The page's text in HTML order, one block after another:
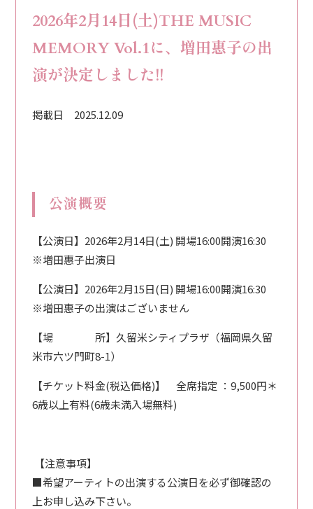
2026年2月14日(土)THE MUSIC
MEMORY Vol.1に、増田惠子の出
演が決定しました!!
掲載日 2025.12.09
公演概要
【公演日】2026年2月14日(土) 開場16:00開演16:30
※増田惠子出演日
【公演日】2026年2月15日(日) 開場16:00開演16:30
※増田惠子の出演はございません
【場 所】久留米シティプラザ（福岡県久留
米市六ツ門町8-1）
【チケット料金(税込価格)】 全席指定 ：9,500円＊
6歳以上有料(6歳未満入場無料)
【注意事項】
■希望アーティトの出演する公演日を必ず御確認の
上お申し込み下さい。